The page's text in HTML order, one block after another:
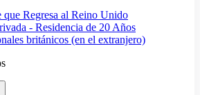
que Regresa al Reino Unido
- Residencia de 20 Años
británicos (en el extranjero)